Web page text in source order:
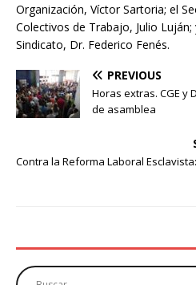
Organización, Víctor Sartoria; el
Colectivos de Trabajo, Julio
Sindicato, Dr. Federico Fenés.
PREVIOUS
Horas extras. CGE y
de asamblea
Contra la Reforma Laboral